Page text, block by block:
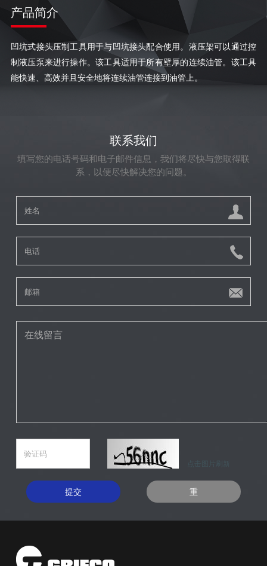
产品简介
凹坑式接头压制工具用于与凹坑接头配合使用。液压架可以通过控
制液压泵来进行操作。该工具适用于所有壁厚的连续油管。该工具
能快速、高效并且安全地将连续油管连接到油管上。
联系我们
填写您的电话号码和电子邮件信息，我们将尽快与您取得联
系，以便尽快解决您的问题。
提交 重